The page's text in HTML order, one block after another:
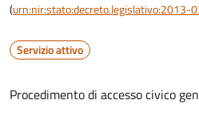
(urn:nir:stato:decreto.legislativo:2013-
Servizio attivo
Procedimento di accesso civico